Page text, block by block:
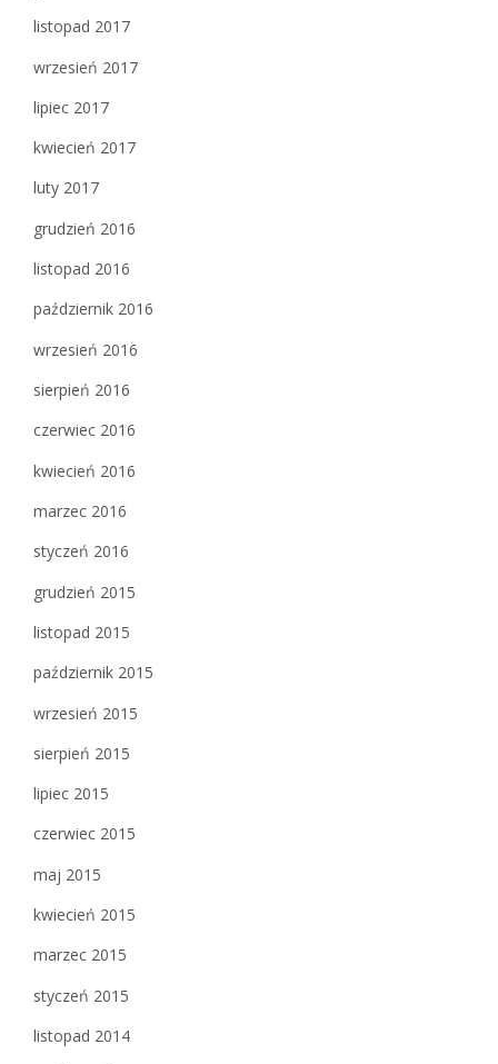
listopad 2017
wrzesień 2017
lipiec 2017
kwiecień 2017
luty 2017
grudzień 2016
listopad 2016
październik 2016
wrzesień 2016
sierpień 2016
czerwiec 2016
kwiecień 2016
marzec 2016
styczeń 2016
grudzień 2015
listopad 2015
październik 2015
wrzesień 2015
sierpień 2015
lipiec 2015
czerwiec 2015
maj 2015
kwiecień 2015
marzec 2015
styczeń 2015
listopad 2014